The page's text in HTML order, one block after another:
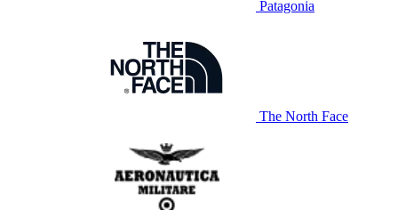
Patagonia
The North Face